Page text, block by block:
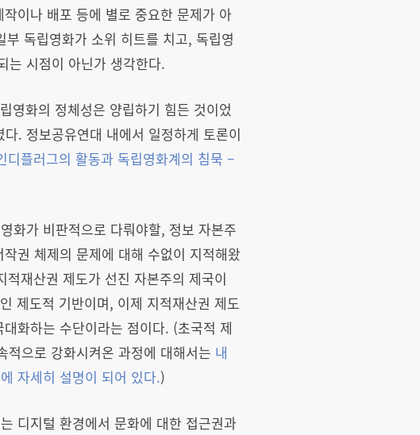
이나 배포 등에 별로 중요한 문제가 아
부 독립영화가 소위 히트를 치고, 독립영
는 시점이 아닌가 생각한다.
영화의 정체성은 양립하기 힘든 것이었
. 정보공유연대 내에서 일정하게 토론이
디플러그의 활동과 독립영화계의 침묵 –
화가 비판적으로 다뤄야할, 정보 자본주
권 체제의 문제에 대해 수없이 지적해왔
재산권 제도가 선진 자본주의 제국이
제도적 기반이며, 이제 지적재산권 제도
화하는 수단이라는 점이다. (초국적 제
으로 강화시켜온 과정에 대해서는 내
자세히 설명이 되어 있다.)
디지털 환경에서 문화에 대한 접근권과